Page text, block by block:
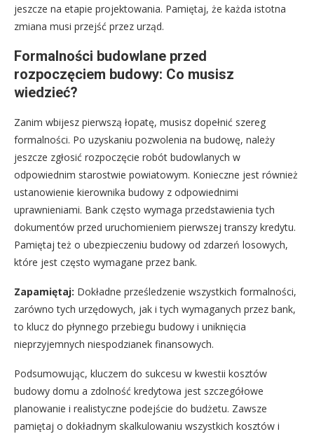
jeszcze na etapie projektowania. Pamiętaj, że każda istotna
zmiana musi przejść przez urząd.
Formalności budowlane przed
rozpoczęciem budowy: Co musisz
wiedzieć?
Zanim wbijesz pierwszą łopatę, musisz dopełnić szereg
formalności. Po uzyskaniu pozwolenia na budowę, należy
jeszcze zgłosić rozpoczęcie robót budowlanych w
odpowiednim starostwie powiatowym. Konieczne jest również
ustanowienie kierownika budowy z odpowiednimi
uprawnieniami. Bank często wymaga przedstawienia tych
dokumentów przed uruchomieniem pierwszej transzy kredytu.
Pamiętaj też o ubezpieczeniu budowy od zdarzeń losowych,
które jest często wymagane przez bank.
Zapamiętaj: Dokładne prześledzenie wszystkich formalności,
zarówno tych urzędowych, jak i tych wymaganych przez bank,
to klucz do płynnego przebiegu budowy i uniknięcia
nieprzyjemnych niespodzianek finansowych.
Podsumowując, kluczem do sukcesu w kwestii kosztów
budowy domu a zdolność kredytowa jest szczegółowe
planowanie i realistyczne podejście do budżetu. Zawsze
pamiętaj o dokładnym skalkulowaniu wszystkich kosztów i